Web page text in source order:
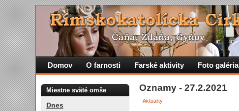
Oznamy - 27.2.2021
Aktuality
Domov O farnosti Farské aktivity Foto galéria
Miestne sväté omše
Dnes